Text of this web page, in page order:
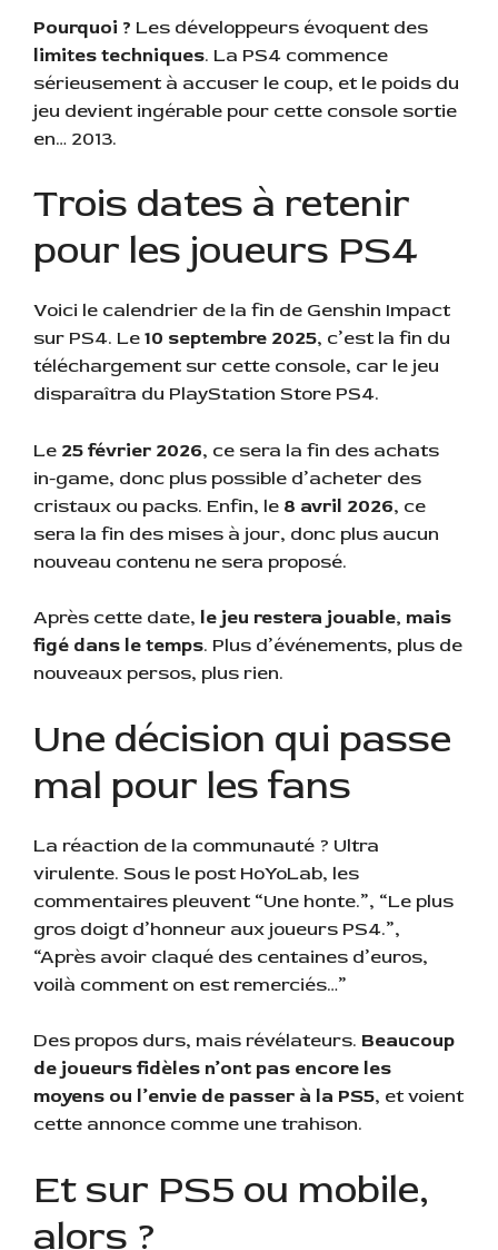
Pourquoi ? Les développeurs évoquent des
limites techniques. La PS4 commence
sérieusement à accuser le coup, et le poids du
jeu devient ingérable pour cette console sortie
en… 2013.
Trois dates à retenir
pour les joueurs PS4
Voici le calendrier de la fin de Genshin Impact
sur PS4. Le10 septembre 2025, c’est la fin du
téléchargement sur cette console, car le jeu
disparaîtra du PlayStation Store PS4.
Le 25 février 2026, ce sera la fin des achats
in-game, donc plus possible d’acheter des
cristaux ou packs. Enfin, le 8 avril 2026, ce
sera la fin des mises à jour, donc plus aucun
nouveau contenu ne sera proposé.
Après cette date, le jeu restera jouable, mais
figé dans le temps. Plus d’événements, plus de
nouveaux persos, plus rien.
Une décision qui passe
mal pour les fans
La réaction de la communauté ? Ultra
virulente. Sous le post HoYoLab, les
commentaires pleuvent “Une honte.”, “Le plus
gros doigt d’honneur aux joueurs PS4.”,
“Après avoir claqué des centaines d’euros,
voilà comment on est remerciés…”
Des propos durs, mais révélateurs. Beaucoup
de joueurs fidèles n’ont pas encore les
moyens ou l’envie de passer à la PS5, et voient
cette annonce comme une trahison.
Et sur PS5 ou mobile,
alors ?